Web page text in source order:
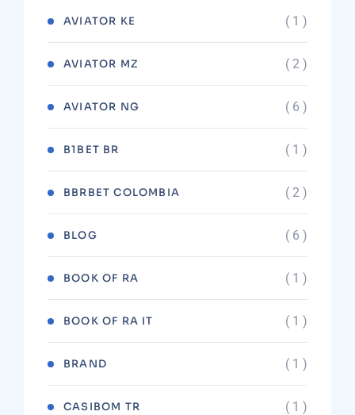
AVIATOR KE ( 1 )
AVIATOR MZ ( 2 )
AVIATOR NG ( 6 )
B1BET BR ( 1 )
BBRBET COLOMBIA ( 2 )
BLOG ( 6 )
BOOK OF RA ( 1 )
BOOK OF RA IT ( 1 )
BRAND ( 1 )
CASIBOM TR ( 1 )